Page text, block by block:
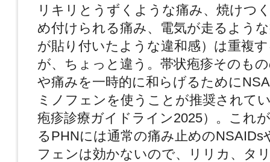
リキリとうずくような痛み、焼けつ
め付けられる痛み、電気が走るよう
が貼り付いたような違和感）は重複
が、ちょっと違う。帯状疱疹そのも
や痛みを一時的に和らげるために
ミノフェンを使うことが推奨されて
疱疹診療ガイドライン2025）。これ
るPHNには通常の痛み止めのNSAIDs
フェンは効かないので、リリカ、タ